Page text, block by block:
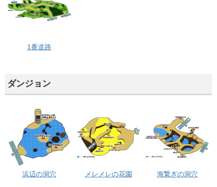
1番道路
ダンジョン
浜辺の洞穴 メレメレの花園 海繋ぎの洞穴